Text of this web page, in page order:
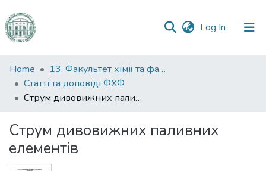
Log In (current)
Communities
&
Collections
Statistics
Home
13. Факультет хімії та фармації
Статті та доповіді ФХФ
Струм дивовижних паливних елементів
Струм дивовижних паливних
елементів